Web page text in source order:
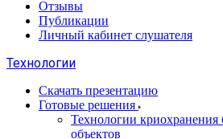
Отзывы
Публикации
Личный кабинет слушателя
Технологии
Скачать презентацию
Готовые решения
Технологии криохранения
объектов